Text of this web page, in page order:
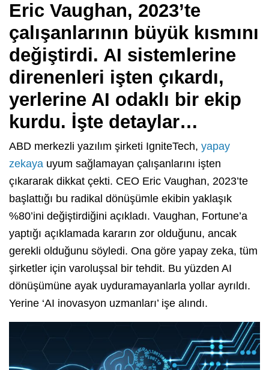
Eric Vaughan, 2023’te
çalışanlarının büyük kısmını
değiştirdi. AI sistemlerine
direnenleri işten çıkardı,
yerlerine AI odaklı bir ekip
kurdu. İşte detaylar…
ABD merkezli yazılım şirketi IgniteTech, yapay
zekaya uyum sağlamayan çalışanlarını işten
çıkararak dikkat çekti. CEO Eric Vaughan, 2023’te
başlattığı bu radikal dönüşümle ekibin yaklaşık
%80’ini değiştirdiğini açıkladı. Vaughan, Fortune’a
yaptığı açıklamada kararın zor olduğunu, ancak
gerekli olduğunu söyledi. Ona göre yapay zeka, tüm
şirketler için varoluşsal bir tehdit. Bu yüzden AI
dönüşümüne ayak uyduramayanlarla yollar ayrıldı.
Yerine ‘AI inovasyon uzmanları’ işe alındı.